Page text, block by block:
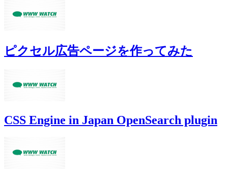
ピクセル広告ページを作ってみた
CSS Engine in Japan OpenSearch plugin